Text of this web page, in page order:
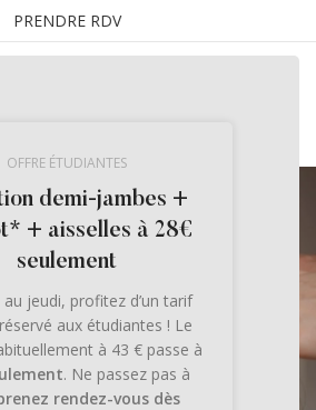
OFFRE ÉTUDIANTES
demi-jambes +
+ aisselles à 28€
seulement
au jeudi, profitez d’un tarif
aux étudiantes ! Le
à 43 € passe à
. Ne passez pas à
rendez-vous dès
PRENDRE RDV